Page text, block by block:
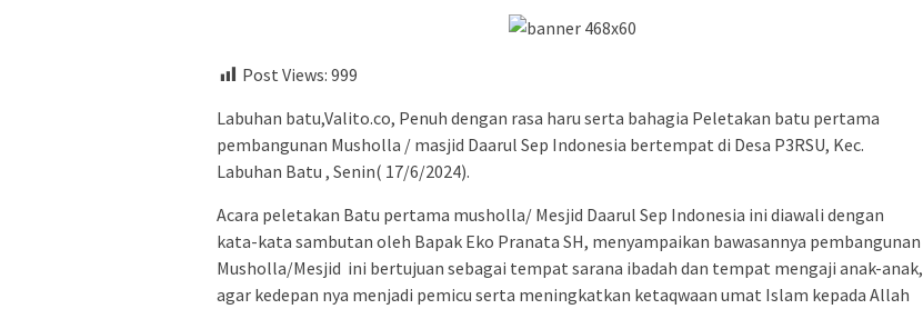
Post Views: 999
Labuhan batu,Valito.co, Penuh dengan rasa haru serta bahagia Peletakan batu pertama
pembangunan Musholla / masjid Daarul Sep Indonesia bertempat di Desa P3RSU, Kec.
Labuhan Batu , Senin( 17/6/2024).
Acara peletakan Batu pertama musholla/ Mesjid Daarul Sep Indonesia ini diawali dengan
kata-kata sambutan oleh Bapak Eko Pranata SH, menyampaikan bawasannya pembangunan
Musholla/Mesjid ini bertujuan sebagai tempat sarana ibadah dan tempat mengaji anak-anak,
agar kedepan nya menjadi pemicu serta meningkatkan ketaqwaan umat Islam kepada Allah